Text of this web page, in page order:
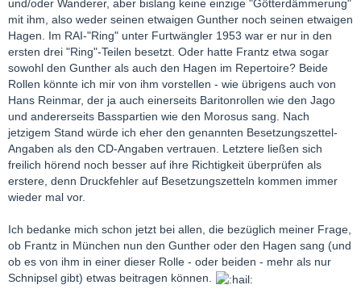
und/oder Wanderer, aber bislang keine einzige "Götterdämmerung"
mit ihm, also weder seinen etwaigen Gunther noch seinen etwaigen
Hagen. Im RAI-"Ring" unter Furtwängler 1953 war er nur in den
ersten drei "Ring"-Teilen besetzt. Oder hatte Frantz etwa sogar
sowohl den Gunther als auch den Hagen im Repertoire? Beide
Rollen könnte ich mir von ihm vorstellen - wie übrigens auch von
Hans Reinmar, der ja auch einerseits Baritonrollen wie den Jago
und andererseits Basspartien wie den Morosus sang. Nach
jetzigem Stand würde ich eher den genannten Besetzungszettel-
Angaben als den CD-Angaben vertrauen. Letztere ließen sich
freilich hörend noch besser auf ihre Richtigkeit überprüfen als
erstere, denn Druckfehler auf Besetzungszetteln kommen immer
wieder mal vor.
Ich bedanke mich schon jetzt bei allen, die bezüglich meiner Frage,
ob Frantz in München nun den Gunther oder den Hagen sang (und
ob es von ihm in einer dieser Rolle - oder beiden - mehr als nur
Schnipsel gibt) etwas beitragen können.